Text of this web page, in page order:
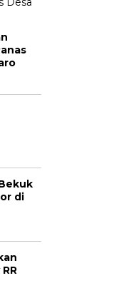
di